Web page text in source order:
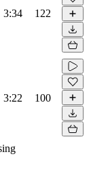
3:34 122
3:22 100